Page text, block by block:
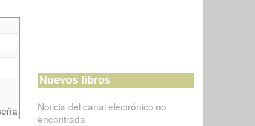
Nuevos libros
Noticia del canal electrónico no
encontrada